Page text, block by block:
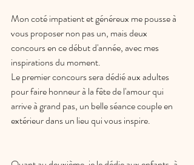
Mon coté impatient et généreux me pousse à
vous proposer non pas un, mais deux
concours en ce début d'année, avec mes
inspirations du moment.
Le premier concours sera dédié aux adultes
pour faire honneur à la fête de l'amour qui
arrive à grand pas, un belle séance couple en
extérieur dans un lieu qui vous inspire.